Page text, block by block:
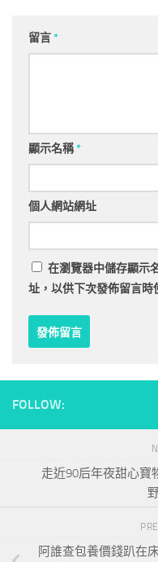
留言*
顯示名稱*
個人網站網址
在瀏覽器中儲存顯示
址，以供下次發佈留言時
FOLLOW:
走近90后年夜甜心寶
阿誰查包養價錢趴在